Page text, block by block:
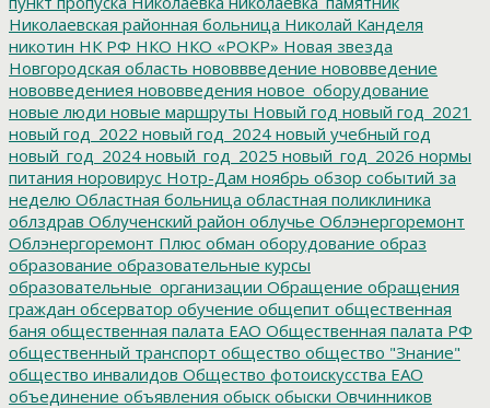
Николаевская районная больница Николай Канделя
никотин НК РФ НКО НКО «РОКР» Новая звезда
Новгородская область нововвведение нововведение
нововведениея нововведения новое_оборудование
новые люди новые маршруты Новый год новый год_2021
новый год_2022 новый год_2024 новый учебный год
новый_год_2024 новый_год_2025 новый_год_2026 нормы
питания норовирус Нотр-Дам ноябрь обзор событий за
неделю Областная больница областная поликлиника
облздрав Облученский район облучье Облэнергоремонт
Облэнергоремонт Плюс обман оборудование образ
образование образовательные курсы
образовательные_организации Обращение обращения
граждан обсерватор обучение общепит общественная
баня общественная палата ЕАО Общественная палата РФ
общественный транспорт общество общество "Знание"
общество инвалидов Общество фотоискусства ЕАО
объединение объявления обыск обыски Овчинников